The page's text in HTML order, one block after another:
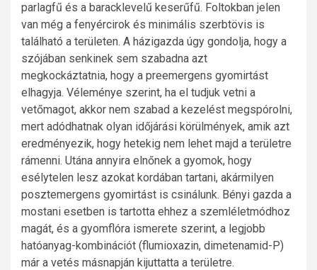
parlagfű és a baracklevelű keserűfű. Foltokban jelen
van még a fenyércirok és minimális szerbtövis is
található a területen. A házigazda úgy gondolja, hogy a
szójában senkinek sem szabadna azt
megkockáztatnia, hogy a preemergens gyomirtást
elhagyja. Véleménye szerint, ha el tudjuk vetni a
vetőmagot, akkor nem szabad a kezelést megspórolni,
mert adódhatnak olyan időjárási körülmények, amik azt
eredményezik, hogy hetekig nem lehet majd a területre
rámenni. Utána annyira elnőnek a gyomok, hogy
esélytelen lesz azokat kordában tartani, akármilyen
posztemergens gyomirtást is csinálunk. Bényi gazda a
mostani esetben is tartotta ehhez a szemléletmódhoz
magát, és a gyomflóra ismerete szerint, a legjobb
hatóanyag-kombinációt (flumioxazin, dimetenamid-P)
már a vetés másnapján kijuttatta a területre.